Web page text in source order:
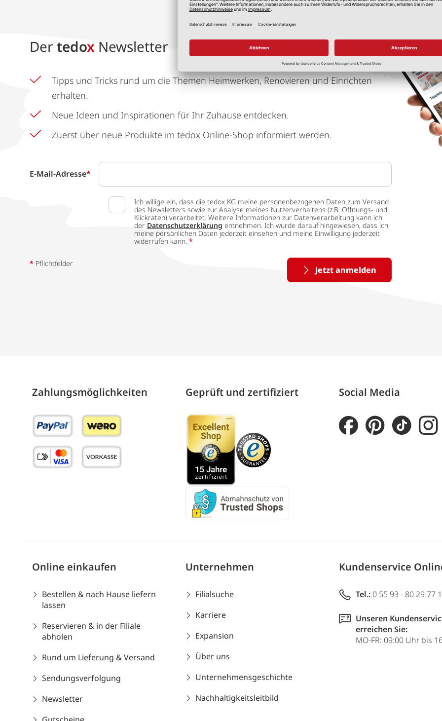
Der tedox Newsletter
Tipps und Tricks rund um die Themen Heimwerken, Renovieren und Einrichten
erhalten.
Neue Ideen und Inspirationen für Ihr Zuhause entdecken.
Zuerst über neue Produkte im tedox Online-Shop informiert werden.
E-Mail-Adresse*
Ich willige ein, dass die tedox KG meine personenbezogenen Daten zum Versand
des Newsletters sowie zur Analyse meines Nutzerverhaltens (z.B. Öffnungs- und
Klickraten) verarbeitet. Weitere Informationen zur Datenverarbeitung kann ich
der Datenschutzerklärung entnehmen. Ich wurde darauf hingewiesen, dass ich
meine persönlichen Daten jederzeit einsehen und meine Einwilligung jederzeit
widerrufen kann. *
Jetzt anmelden
* Pflichtfelder
Zahlungs­möglich­keiten Geprüft und zertifiziert Social Media
Online einkaufen
Bestellen & nach Hause liefern
lassen
Reservieren & in der Filiale
abholen
Rund um Lieferung & Versand
Sendungsverfolgung
Newsletter
Unternehmen
Filialsuche
Karriere
Expansion
Über uns
Unternehmensgeschichte
Nachhaltigkeitsleitbild
Kundenservice
Tel.: 0 55 93 - 80 29 77
Unseren
erreichen Sie:
MO-FR: 09:00 Uhr bis